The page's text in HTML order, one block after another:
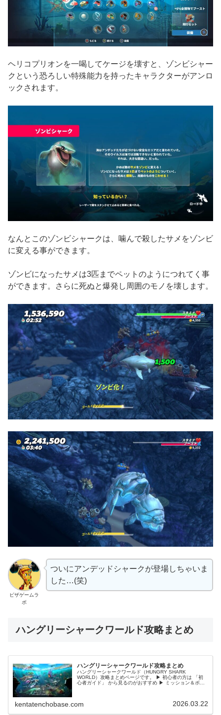
ヘリコプリオンを一喝してケージを壊すと、ゾンビシャー
クという恐ろしい特殊能力を持ったキャラクターがアンロ
ックされます。
なんとこのゾンビシャークは、噛んで殺したサメをゾンビ
に変える事ができます。
ゾンビになったサメは3匹までペットのようにつれてく事
ができます。さらに死ぬと爆発し周囲のモノを壊します。
ピザゲームラ
ボ
ついにアンデッドシャークが登場しちゃいま
した…(笑)
ハングリーシャークワールド攻略まとめ
ハングリーシャークワールド攻略まとめ
ハングリーシャークワールド（HUNGRY SHARK
WORLD）攻略まとめページです。 ▶ 初心者の方は 「初
心者ガイド」 から見るのがおすすめ ▶ ミッション＆ボス
kentatenchobase.com 2026.03.22